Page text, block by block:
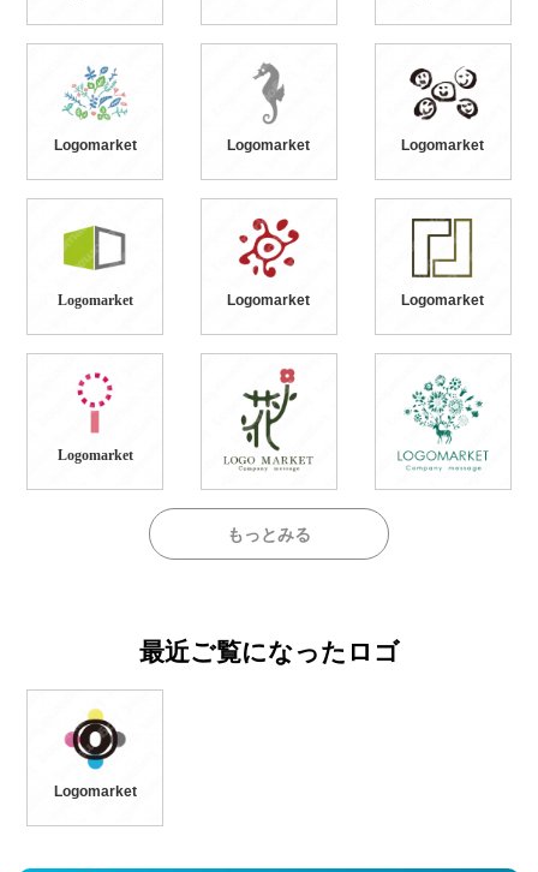
Logomarket Logomarket Logomarket
Logomarket Logomarket Logomarket
Logomarket
もっとみる
最近ご覧になったロゴ
Logomarket